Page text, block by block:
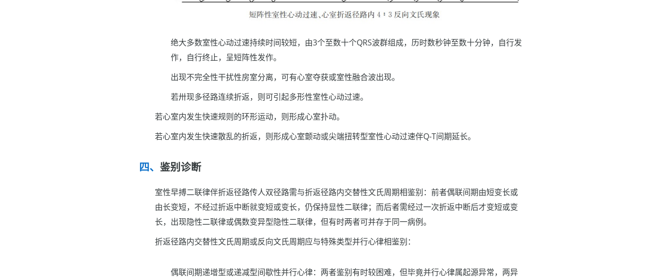
绝大多数室性心动过速持续时间较短，由3个至数十个QRS波群组成，历时数秒钟至数十分钟，自行发
作，自行终止，呈短阵性发作。
出现不完全性干扰性房室分离，可有心室夺获或室性融合波出现。
若卅现多径路连续折返，则可引起多形性室性心动过速。
若心室内发生快速规则的环形运动，则形成心室扑动。
若心室内发生快速散乱的折返，则形成心室颤动或尖端扭转型室性心动过速伴Q-T间期延长。
鉴别诊断
室性早搏二联律伴折返径路传人双径路需与折返径路内交替性文氏周期相鉴别：前者偶联间期由短变长或
由长变短，不经过折返中断就变短或变长，仍保持显性二联律；而后者需经过一次折返中断后才变短或变
长，出现隐性二联律或偶数变异型隐性二联律，但有时两者可并存于同一病例。
折返径路内交替性文氏周期或反向文氏周期应与特殊类型并行心律相鉴别：
偶联间期递增型或递减型间歇性并行心律：两者鉴别有时较困难，但毕竟并行心律属起源异常，两异